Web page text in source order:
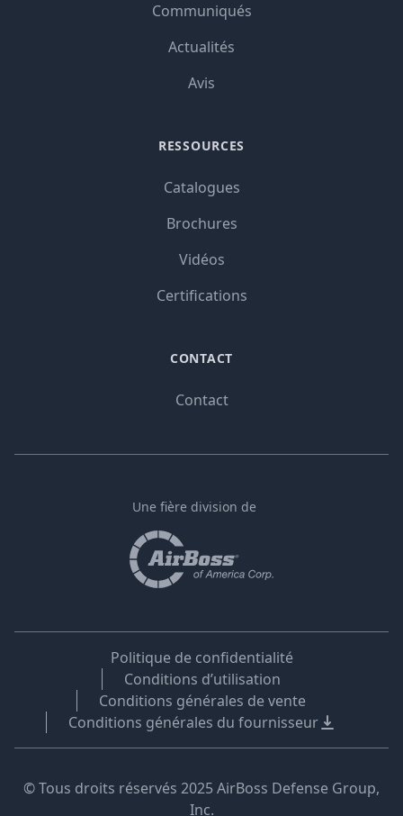
Communiqués
Actualités
Avis
RESSOURCES
Catalogues
Brochures
Vidéos
Certifications
CONTACT
Contact
Une fière division de
Politique de confidentialité
Conditions d’utilisation
Conditions générales de vente
Conditions générales du fournisseur
© Tous droits réservés 2025 AirBoss Defense Group,
Inc.